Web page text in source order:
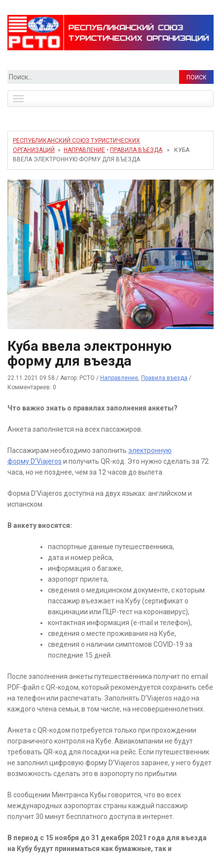
Найти:
navigation
РЕСПУБЛИКАНСКИЙ СОЮЗ ТУРИСТИЧЕСКИХ
ОРГАНИЗАЦИЙ
» НАПРАВЛЕНИЕ • ПРАВИЛА ВЪЕЗДА» КУБА
ВВЕЛА ЭЛЕКТРОННУЮ ФОРМУ ДЛЯ ВЪЕЗДА
Куба ввела электронную
форму для въезда
22.11.2021 09:58 / Автор: РСТО / Направление, Правила въезда /
Комментариев: 0
Что важно знать о правилах заполнения анкеты?
Анкета заполняется на всех пассажиров.
Пассажирам необходимо заполнить электронную
форму D’Viajeros и получить QR-код. Это нужно сделать за 72
часа, но не позднее, чем за 12 часов до вылета.
Форма D’Viajeros доступна на двух языках: английском и
испанском.
В анкету вносятся:
паспортные данные путешественника,
дата и номер рейса,
информация о багаже,
аэропорт прилета,
сведения о медицинском документе, с которым
пассажир въезжает на Кубу (сертификат о
вакцинации или ПЦР-тест на коронавирус),
контактная информация (e-mail и телефон),
сведения о месте проживания на Кубе,
сведения о наличии симптомов COVID-19 за
последние 15 дней.
После заполнения анкеты путешественника получит по email
PDF-файл с QR-кодом, который рекомендуется сохранить себе
на телефон или распечатать. Заполнять D’Viajeros надо на
каждого члена семьи, в том числе, на несовершеннолетних.
Анкета с QR-кодом потребуется только при прохождении
пограничного контроля на Кубе. Авиакомпании не будут
требовать QR-код для посадки на рейс. Если путешественник
не заполнил цифровую форму D’Viajeros заранее, у него будет
возможность сделать это в аэропорту по прибытии.
В сообщении Минтранса Кубы говорится, что во всех
международных аэропортах страны каждый пассажир
получит 30 минут бесплатного доступа в интернет.
В период с 15 ноября до 31 декабря 2021 года для въезда
на Кубу будут приниматься как бумажные, так и